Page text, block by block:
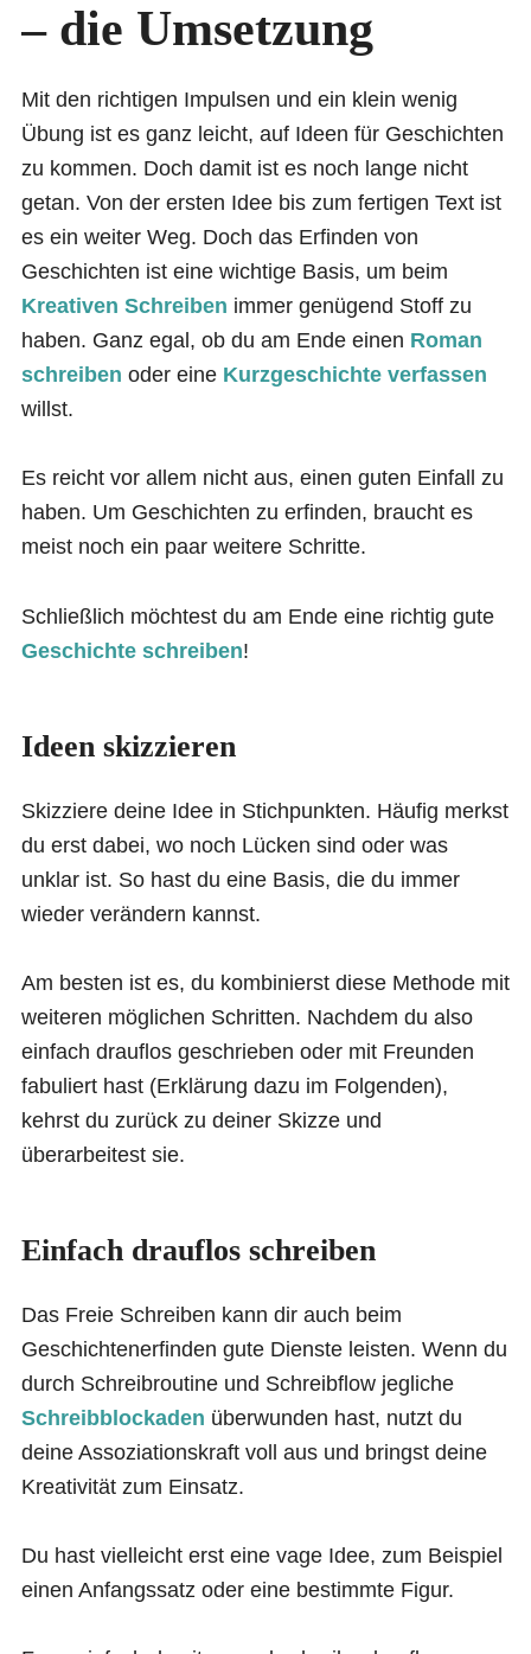
– die Umsetzung
Mit den richtigen Impulsen und ein klein wenig
Übung ist es ganz leicht, auf Ideen für Geschichten
zu kommen. Doch damit ist es noch lange nicht
getan. Von der ersten Idee bis zum fertigen Text ist
es ein weiter Weg. Doch das Erfinden von
Geschichten ist eine wichtige Basis, um beim
Kreativen Schreiben immer genügend Stoff zu
haben. Ganz egal, ob du am Ende einen Roman
schreiben oder eine Kurzgeschichte verfassen
willst.
Es reicht vor allem nicht aus, einen guten Einfall zu
haben. Um Geschichten zu erfinden, braucht es
meist noch ein paar weitere Schritte.
Schließlich möchtest du am Ende eine richtig gute
Geschichte schreiben!
Ideen skizzieren
Skizziere deine Idee in Stichpunkten. Häufig merkst
du erst dabei, wo noch Lücken sind oder was
unklar ist. So hast du eine Basis, die du immer
wieder verändern kannst.
Am besten ist es, du kombinierst diese Methode mit
weiteren möglichen Schritten. Nachdem du also
einfach drauflos geschrieben oder mit Freunden
fabuliert hast (Erklärung dazu im Folgenden),
kehrst du zurück zu deiner Skizze und
überarbeitest sie.
Einfach drauflos schreiben
Das Freie Schreiben kann dir auch beim
Geschichtenerfinden gute Dienste leisten. Wenn du
durch Schreibroutine und Schreibflow jegliche
Schreibblockaden überwunden hast, nutzt du
deine Assoziationskraft voll aus und bringst deine
Kreativität zum Einsatz.
Du hast vielleicht erst eine vage Idee, zum Beispiel
einen Anfangssatz oder eine bestimmte Figur.